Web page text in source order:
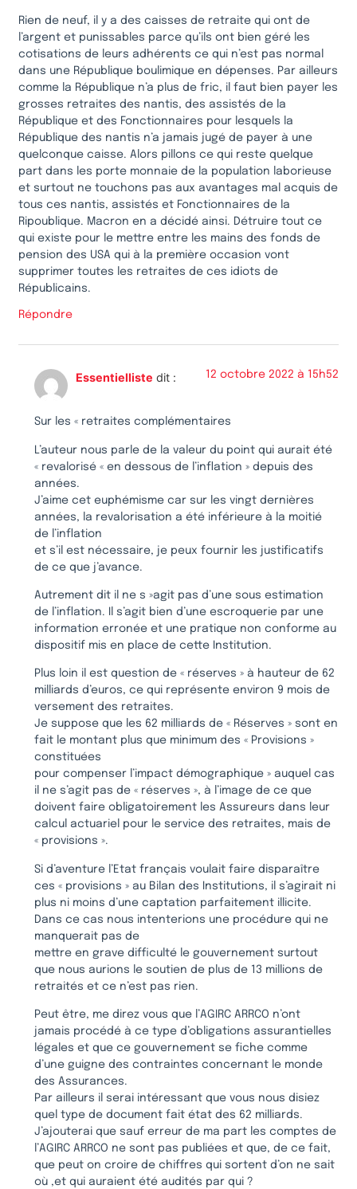
Rien de neuf, il y a des caisses de retraite qui ont de
l’argent et punissables parce qu’ils ont bien géré les
cotisations de leurs adhérents ce qui n’est pas normal
dans une République boulimique en dépenses. Par ailleurs
comme la République n’a plus de fric, il faut bien payer les
grosses retraites des nantis, des assistés de la
République et des Fonctionnaires pour lesquels la
République des nantis n’a jamais jugé de payer à une
quelconque caisse. Alors pillons ce qui reste quelque
part dans les porte monnaie de la population laborieuse
et surtout ne touchons pas aux avantages mal acquis de
tous ces nantis, assistés et Fonctionnaires de la
Ripoublique. Macron en a décidé ainsi. Détruire tout ce
qui existe pour le mettre entre les mains des fonds de
pension des USA qui à la première occasion vont
supprimer toutes les retraites de ces idiots de
Républicains.
Répondre
Essentielliste dit : 12 octobre 2022 à 15h52
Sur les « retraites complémentaires
L’auteur nous parle de la valeur du point qui aurait été
« revalorisé « en dessous de l’inflation » depuis des
années.
J’aime cet euphémisme car sur les vingt dernières
années, la revalorisation a été inférieure à la moitié
de l’inflation
et s’il est nécessaire, je peux fournir les justificatifs
de ce que j’avance.
Autrement dit il ne s »agit pas d’une sous estimation
de l’inflation. Il s’agit bien d’une escroquerie par une
information erronée et une pratique non conforme au
dispositif mis en place de cette Institution.
Plus loin il est question de « réserves » à hauteur de 62
milliards d’euros, ce qui représente environ 9 mois de
versement des retraites.
Je suppose que les 62 milliards de « Réserves » sont en
fait le montant plus que minimum des « Provisions »
constituées
pour compenser l’impact démographique » auquel cas
il ne s’agit pas de « réserves », à l’image de ce que
doivent faire obligatoirement les Assureurs dans leur
calcul actuariel pour le service des retraites, mais de
« provisions ».
Si d’aventure l’Etat français voulait faire disparaître
ces « provisions » au Bilan des Institutions, il s’agirait ni
plus ni moins d’une captation parfaitement illicite.
Dans ce cas nous intenterions une procédure qui ne
manquerait pas de
mettre en grave difficulté le gouvernement surtout
que nous aurions le soutien de plus de 13 millions de
retraités et ce n’est pas rien.
Peut être, me direz vous que l’AGIRC ARRCO n’ont
jamais procédé à ce type d’obligations assurantielles
légales et que ce gouvernement se fiche comme
d’une guigne des contraintes concernant le monde
des Assurances.
Par ailleurs il serai intéressant que vous nous disiez
quel type de document fait état des 62 milliards.
J’ajouterai que sauf erreur de ma part les comptes de
l’AGIRC ARRCO ne sont pas publiées et que, de ce fait,
que peut on croire de chiffres qui sortent d’on ne sait
où ,et qui auraient été audités par qui ?